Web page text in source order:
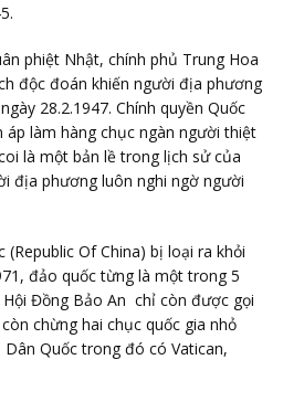
phiệt Nhật, chính phủ Trung Hoa
độc đoán khiến người địa phương
28.2.1947. Chính quyền Quốc
làm hàng chục ngàn người thiệt
là một bản lề trong lịch sử của
địa phương luôn nghi ngờ người
Of China) bị loại ra khỏi
đảo quốc từng là một trong 5
Đồng Bảo An chỉ còn được gọi
chừng hai chục quốc gia nhỏ
Quốc trong đó có Vatican,